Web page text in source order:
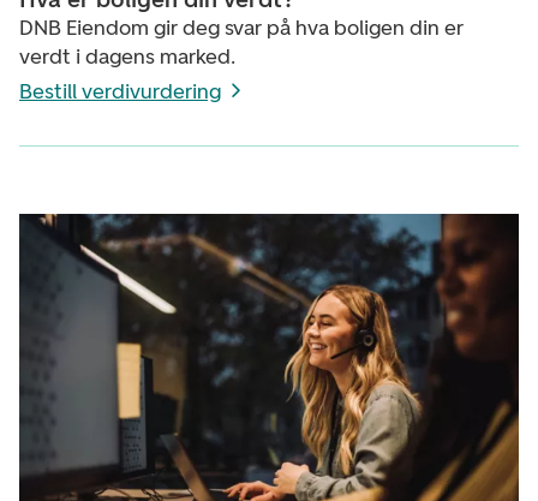
DNB Eiendom gir deg svar på hva boligen din er
verdt i dagens marked.
Bestill verdivurdering